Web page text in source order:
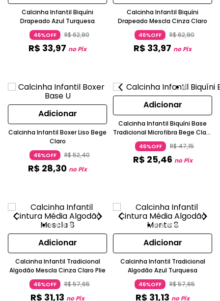
Calcinha Infantil Biquíni
Drapeado Azul Turquesa
46%OFF R$62,90
R$ 33,97 no Pix
Calcinha Infantil Biquíni
Drapeado Mescla Cinza Claro
46%OFF R$62,90
R$ 33,97 no Pix
Adicionar
Calcinha Infantil Boxer Liso Bege
Claro
46%OFF R$52,40
R$ 28,30 no Pix
Adicionar
Calcinha Infantil Biquíni Base
Tradicional Microfibra Bege Claro
Plie
46%OFF R$47,15
R$ 25,46 no Pix
Adicionar
Calcinha Infantil Tradicional
Algodão Mescla Cinza Claro Plie
46%OFF R$57,65
R$ 31,13 no Pix
Adicionar
Calcinha Infantil Tradicional
Algodão Azul Turquesa
46%OFF R$57,65
R$ 31,13 no Pix